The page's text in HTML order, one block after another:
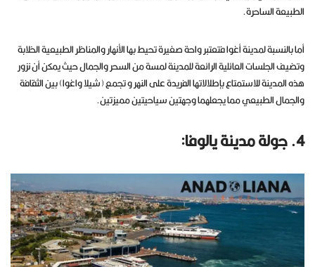
الطبيعة الساحرة.
أما بالنسبة لمدينة أغوا فتعتبر واحة صغيرة تحيط بها الأنهار والمناظر الطبيعية الخلابة
وتضيف الجلسات العائلية الرائعة للمدينة لمسة من السحر والجمال حيث يمكن أن نزور
هذه المدينة للاستمتاع بإطلالاتها الفريدة على النهر و تجمع (شيلا واغوا) بين الثقافة
والجمال الطبيعي مما يجعلهما وجهتين سياحيتين مميزتين.
4. جولة مدينة يالوفا: